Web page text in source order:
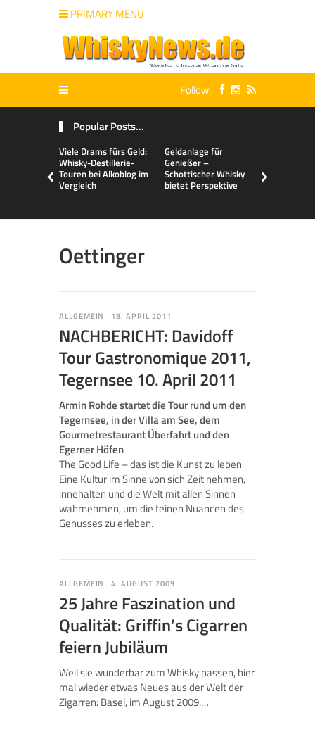
PRIMARY MENU
Follow:
Popular Posts...
Viele Drams fürs Geld:
Whisky-Destillerie-
Touren bei Alkoblog im
Vergleich
Geldanlage für
Genießer –
Schottischer Whisky
bietet Perspektive
Oettinger
ALLGEMEIN 18. APRIL 2011
NACHBERICHT: Davidoff
Tour Gastronomique 2011,
Tegernsee 10. April 2011
Armin Rohde startet die Tour rund um den
Tegernsee, in der Villa am See, dem
Gourmetrestaurant Überfahrt und den
Egerner Höfen
The Good Life – das ist die Kunst zu leben.
Eine Kultur im Sinne von sich Zeit nehmen,
innehalten und die Welt mit allen Sinnen
wahrnehmen, um die feinen Nuancen des
Genusses zu erleben.
ALLGEMEIN 4. AUGUST 2009
25 Jahre Faszination und
Qualität: Griffin’s Cigarren
feiern Jubiläum
Weil sie wunderbar zum Whisky passen, hier
mal wieder etwas Neues aus der Welt der
Zigarren: Basel, im August 2009.…